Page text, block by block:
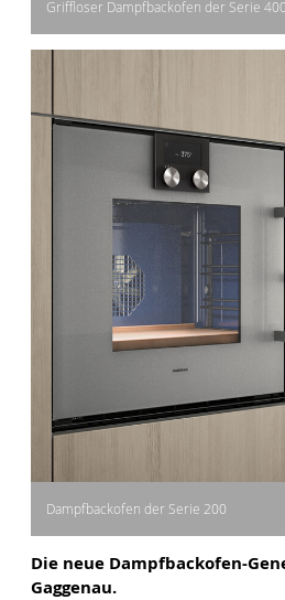
Griffloser Dampfbackofen der Serie 400
Dampfbackofen der Serie 200
Die neue Dampfbackofen-
Gaggenau.